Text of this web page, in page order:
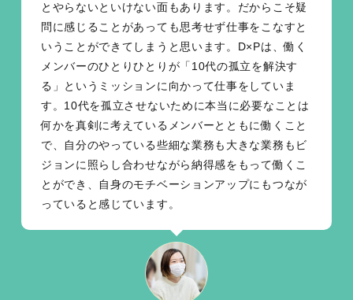
とやらないといけない面もあります。だからこそ疑
問に感じることがあっても思考せず仕事をこなすと
いうことができてしまうと思います。D×Pは、働く
メンバーのひとりひとりが「10代の孤立を解決す
る」というミッションに向かって仕事をしていま
す。10代を孤立させないために本当に必要なことは
何かを真剣に考えているメンバーとともに働くこと
で、自分のやっている些細な業務も大きな業務もビ
ジョンに照らし合わせながら納得感をもって働くこ
とができ、自身のモチベーションアップにもつなが
っていると感じています。